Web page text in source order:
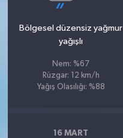
Bölgesel düzensiz yağmur
yağışlı
Nem: %67
Rüzgar: 12 km/h
Yağış Olasılığı: %88
16 MART